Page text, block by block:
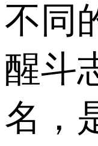
不同
醒斗
名，